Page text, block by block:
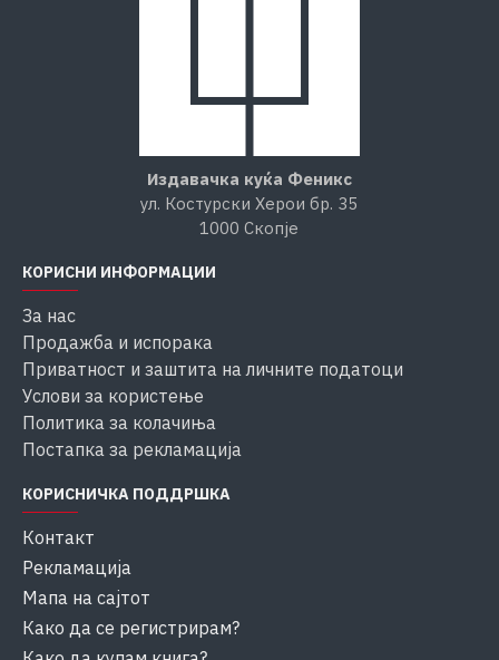
Издавачка куќа Феникс
ул. Костурски Херои бр. 35
1000 Скопје
КОРИСНИ ИНФОРМАЦИИ
За нас
Продажба и испорака
Приватност и заштита на личните податоци
Услови за користење
Политика за колачиња
Постапка за рекламација
КОРИСНИЧКА ПОДДРШКА
Контакт
Рекламација
Мапа на сајтот
Како да се регистрирам?